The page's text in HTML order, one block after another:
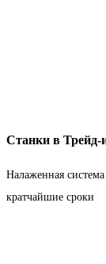
Станки в Трейд-
Налаженная
кратчайшие сроки